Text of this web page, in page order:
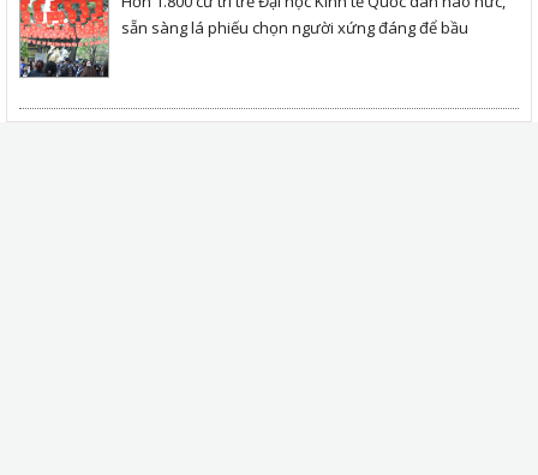
sẵn sàng lá phiếu chọn người xứng đáng để bầu